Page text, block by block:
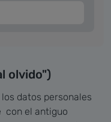
olvido")
datos personales
con el antiguo